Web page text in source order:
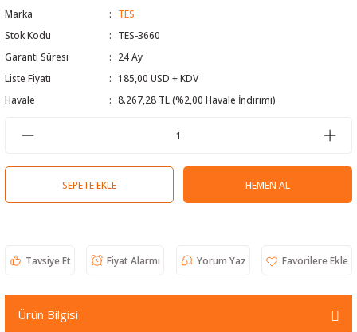
Cihazı
Cihazları
Marka
TES
Stok Kodu
TES-3660
Garanti Süresi
24 Ay
Liste Fiyatı
185,00 USD + KDV
Havale
8.267,28 TL (%2,00 Havale İndirimi)
SEPETE EKLE HEMEN AL
Tavsiye Et Fiyat Alarmı Yorum Yaz
Ürün Bilgisi